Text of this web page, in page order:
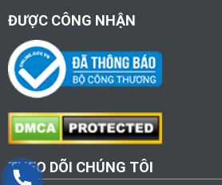
ĐƯỢC CÔNG NHẬN
THEO DÕI CHÚNG TÔI